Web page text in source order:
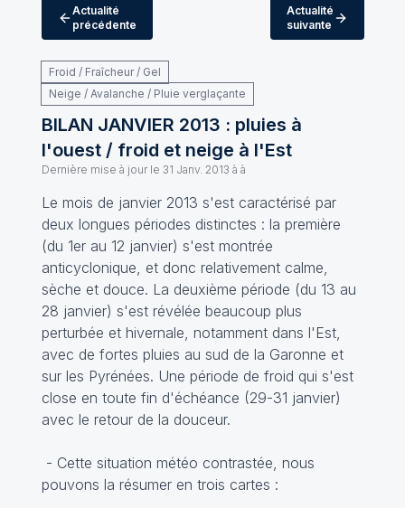
Actualité
précédente
Actualité
suivante
Froid / Fraîcheur / Gel
Neige / Avalanche / Pluie verglaçante
BILAN JANVIER 2013 : pluies à
l'ouest / froid et neige à l'Est
Dernière mise à jour le 31 Janv. 2013 à à
Le mois de janvier 2013 s'est caractérisé par
deux longues périodes distinctes : la première
(du 1er au 12 janvier) s'est montrée
anticyclonique, et donc relativement calme,
sèche et douce. La deuxième période (du 13 au
28 janvier) s'est révélée beaucoup plus
perturbée et hivernale, notamment dans l'Est,
avec de fortes pluies au sud de la Garonne et
sur les Pyrénées. Une période de froid qui s'est
close en toute fin d'échéance (29-31 janvier)
avec le retour de la douceur.
- Cette situation météo contrastée, nous
pouvons la résumer en trois cartes :